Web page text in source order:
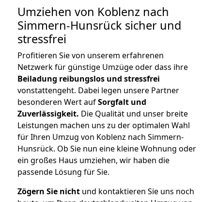
Umziehen von Koblenz nach
Simmern-Hunsrück sicher und
stressfrei
Profitieren Sie von unserem erfahrenen
Netzwerk für günstige Umzüge oder dass ihre
Beiladung reibungslos und stressfrei
vonstattengeht. Dabei legen unsere Partner
besonderen Wert aufSorgfalt und
Zuverlässigkeit. Die Qualität und unser breite
Leistungen machen uns zu der optimalen Wahl
für Ihren Umzug von Koblenz nach Simmern-
Hunsrück. Ob Sie nun eine kleine Wohnung oder
ein großes Haus umziehen, wir haben die
passende Lösung für Sie.
Zögern Sie nicht und kontaktieren Sie uns noch